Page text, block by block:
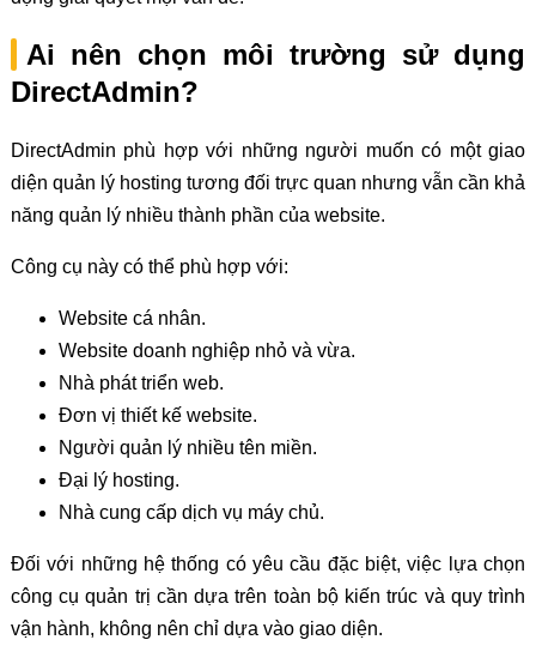
Ai nên chọn môi trường sử dụng
DirectAdmin?
DirectAdmin phù hợp với những người muốn có một giao
diện quản lý hosting tương đối trực quan nhưng vẫn cần khả
năng quản lý nhiều thành phần của website.
Công cụ này có thể phù hợp với:
Website cá nhân.
Website doanh nghiệp nhỏ và vừa.
Nhà phát triển web.
Đơn vị thiết kế website.
Người quản lý nhiều tên miền.
Đại lý hosting.
Nhà cung cấp dịch vụ máy chủ.
Đối với những hệ thống có yêu cầu đặc biệt, việc lựa chọn
công cụ quản trị cần dựa trên toàn bộ kiến trúc và quy trình
vận hành, không nên chỉ dựa vào giao diện.